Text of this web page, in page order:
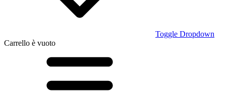
Toggle Dropdown
Carrello è vuoto